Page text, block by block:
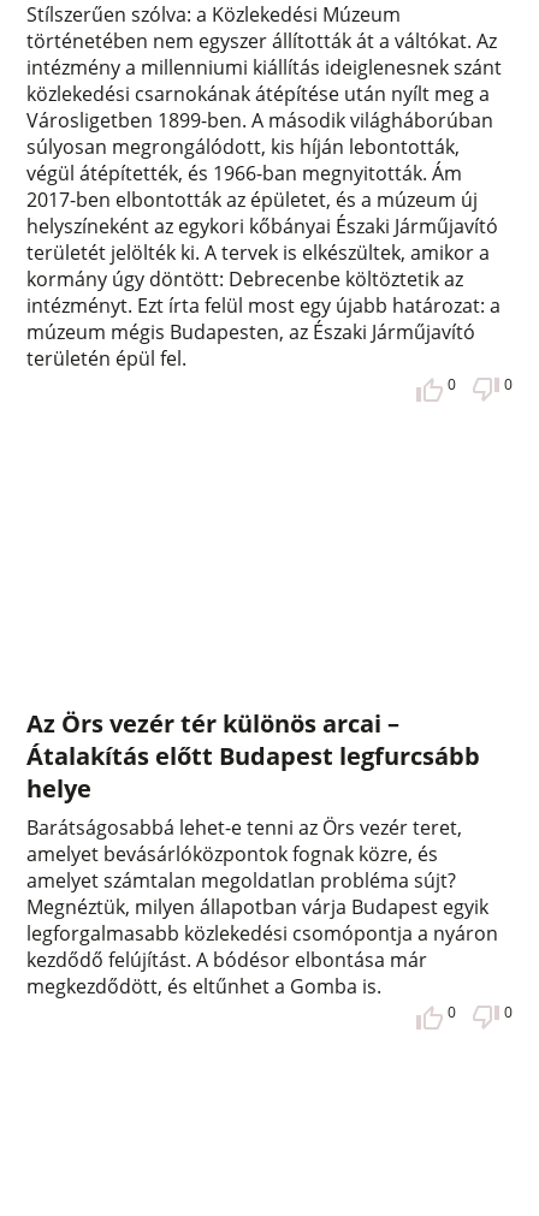
Stílszerűen szólva: a Közlekedési Múzeum
történetében nem egyszer állították át a váltókat. Az
intézmény a millenniumi kiállítás ideiglenesnek szánt
közlekedési csarnokának átépítése után nyílt meg a
Városligetben 1899-ben. A második világháborúban
súlyosan megrongálódott, kis híján lebontották,
végül átépítették, és 1966-ban megnyitották. Ám
2017-ben elbontották az épületet, és a múzeum új
helyszíneként az egykori kőbányai Északi Járműjavító
területét jelölték ki. A tervek is elkészültek, amikor a
kormány úgy döntött: Debrecenbe költöztetik az
intézményt. Ezt írta felül most egy újabb határozat: a
múzeum mégis Budapesten, az Északi Járműjavító
területén épül fel.
0 0
Az Örs vezér tér különös arcai –
Átalakítás előtt Budapest legfurcsább
helye
Barátságosabbá lehet-e tenni az Örs vezér teret,
amelyet bevásárlóközpontok fognak közre, és
amelyet számtalan megoldatlan probléma sújt?
Megnéztük, milyen állapotban várja Budapest egyik
legforgalmasabb közlekedési csomópontja a nyáron
kezdődő felújítást. A bódésor elbontása már
megkezdődött, és eltűnhet a Gomba is.
0 0